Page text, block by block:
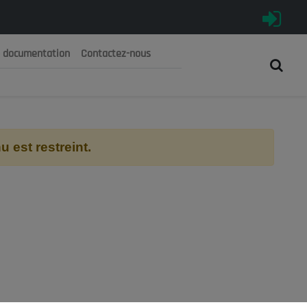
الجزائرية الديمقراطية الشعبية
documentation Contactez-nous
est restreint.